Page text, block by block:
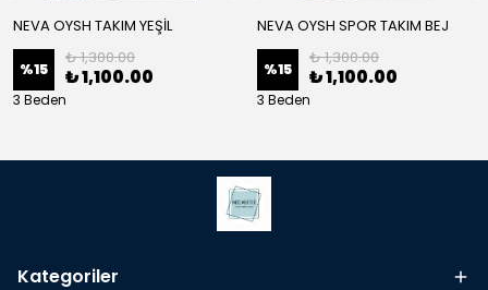
NEVA OYSH TAKIM YEŞİL
%15
₺ 1,300.00
₺ 1,100.00
3 Beden
NEVA OYSH SPOR TAKIM BEJ
%15
₺ 1,300.00
₺ 1,100.00
3 Beden
Kategoriler